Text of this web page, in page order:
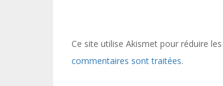
Ce site utilise Akismet pour réduire
commentaires sont traitées.